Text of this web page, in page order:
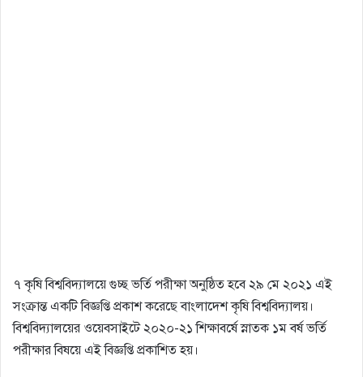
৭ কৃষি বিশ্ববিদ্যালয়ে গুচ্ছ ভর্তি পরীক্ষা অনুষ্ঠিত হবে ২৯ মে ২০২১ এই
সংক্রান্ত একটি বিজ্ঞপ্তি প্রকাশ করেছে বাংলাদেশ কৃষি বিশ্ববিদ্যালয়।
বিশ্ববিদ্যালয়ের ওয়েবসাইটে ২০২০-২১ শিক্ষাবর্ষে স্নাতক ১ম বর্ষ ভর্তি
পরীক্ষার বিষয়ে এই বিজ্ঞপ্তি প্রকাশিত হয়।